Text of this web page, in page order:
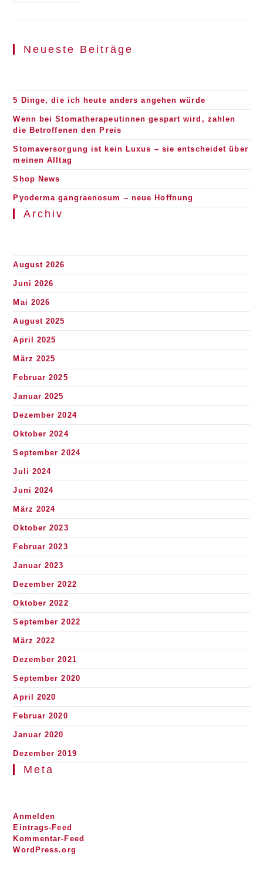
Neueste Beiträge
5 Dinge, die ich heute anders angehen würde
Wenn bei Stomatherapeutinnen gespart wird, zahlen
die Betroffenen den Preis
Stomaversorgung ist kein Luxus – sie entscheidet über
meinen Alltag
Shop News
Pyoderma gangraenosum – neue Hoffnung
Archiv
August 2026
Juni 2026
Mai 2026
August 2025
April 2025
März 2025
Februar 2025
Januar 2025
Dezember 2024
Oktober 2024
September 2024
Juli 2024
Juni 2024
März 2024
Oktober 2023
Februar 2023
Januar 2023
Dezember 2022
Oktober 2022
September 2022
März 2022
Dezember 2021
September 2020
April 2020
Februar 2020
Januar 2020
Dezember 2019
Meta
Anmelden
Eintrags-Feed
Kommentar-Feed
WordPress.org